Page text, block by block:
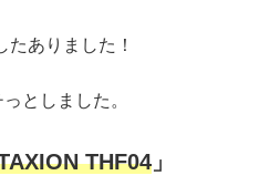
たありました！
としました。
THF04 」